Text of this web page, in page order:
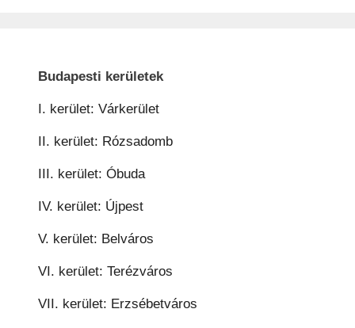
Budapesti kerületek
I. kerület: Várkerület
II. kerület: Rózsadomb
III. kerület: Óbuda
IV. kerület: Újpest
V. kerület: Belváros
VI. kerület: Terézváros
VII. kerület: Erzsébetváros